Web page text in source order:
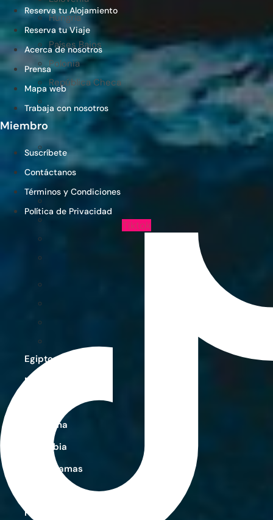
Hungría
Países Bajos
Polonia
República Checa
Egipto
Marruecos
Argentina
Colombia
Las Bahamas
Perú
Reserva tu Alojamiento
Reserva tu Viaje
Acerca de nosotros
Prensa
Mapa web
Trabaja con nosotros
Miembro
Suscríbete
Contáctanos
Términos y Condiciones
Política de Privacidad
Tiktok